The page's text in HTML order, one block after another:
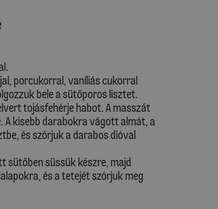
porcukorral, vaníliás cukorral
bele a sütőporos lisztet.
tojásfehérje habot. A masszát
kisebb darabokra vágott almát, a
és szórjuk a darabos dióval
sütőben süssük készre, majd
és a tetejét szórjuk meg